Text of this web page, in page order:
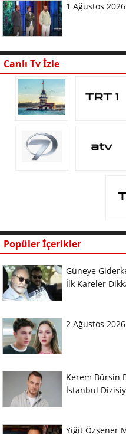
1 Ağustos
Canlı Tv İzle
Popüler İçerikler
Güneye
İlk Kareler
2 Ağustos
Kerem Bürsin
İstanbul
Yiğit Özşener